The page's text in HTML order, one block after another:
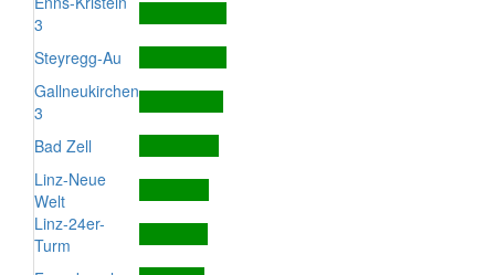
3
Steyregg-Au
Gallneukirchen
3
Bad Zell
Linz-Neue
Welt
Linz-24er-
Turm